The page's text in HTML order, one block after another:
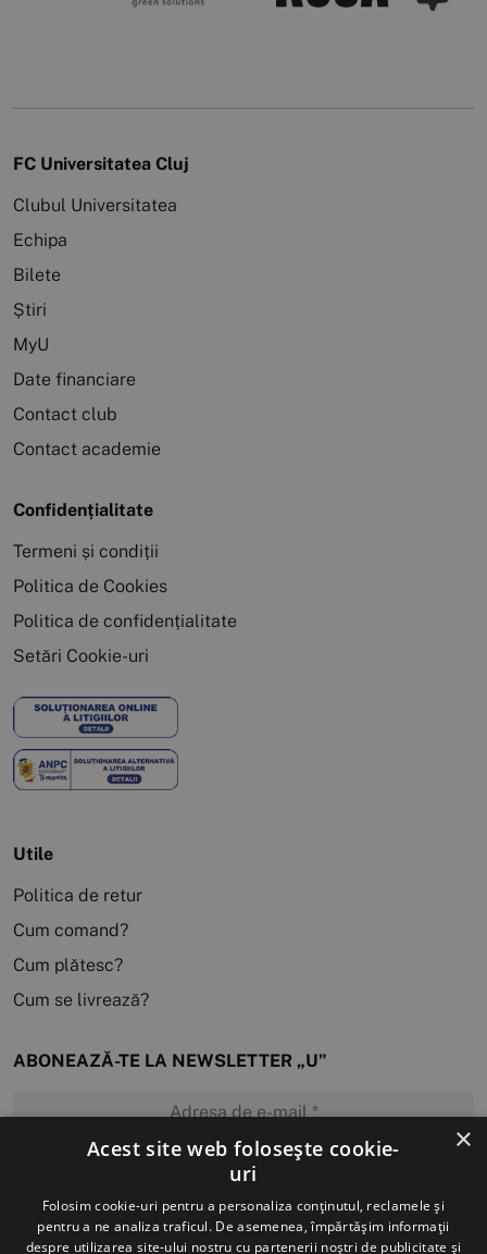
FC Universitatea Cluj
Clubul Universitatea
Echipa
Bilete
Știri
MyU
Date financiare
Contact club
Contact academie
Confidențialitate
Termeni și condiții
Politica de Cookies
Politica de confidențialitate
Setări Cookie-uri
Utile
Politica de retur
Cum comand?
Cum plătesc?
Cum se livrează?
ABONEAZĂ-TE LA NEWSLETTER „U”
MĂ ABONEZ
×
Acest site web folosește cookie-
uri
Folosim cookie-uri pentru a personaliza conținutul, reclamele și
pentru a ne analiza traficul. De asemenea, împărtășim informații
despre utilizarea site-ului nostru cu partenerii noștri de publicitate și